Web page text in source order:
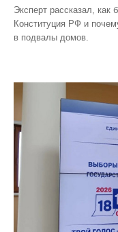
Эксперт рассказал,
Конституция РФ и
в подвалы домов.